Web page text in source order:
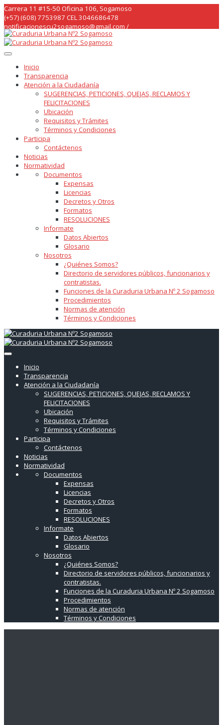
Skip
to
content
Carrera 11 #15-50 Oficina 106, Sogamoso
(+57) (608) 7753987 CEL 3046686478
notificacionescu2sogamoso@gmail.com /
curaduria2sogamoso@gmail.com /
Inicio
Transparencia
Atención a la Ciudadanía
SUGERENCIAS, PETICIONES, QUEJAS, RECLAMOS Y
FELICITACIONES
Ubicación
Requisitos y Trámites
Términos y Condiciones
Participa
Contáctenos
Noticias
Normatividad
Documentos
Expensas
Licencias
Decretos y Otros
Formatos
RESOLUCIONES
Informate
Datos Abiertos
Glosario
Nosotros
¿Quiénes Somos?
Directorio de servidores públicos, funcionarios y
contratistas.
Funciones de la Curaduria Urbana Nº 2 Sogamoso
Procedimientos
Normas de atención
Términos y Condiciones
Inicio
Transparencia
Atención a la Ciudadanía
SUGERENCIAS, PETICIONES, QUEJAS, RECLAMOS Y
FELICITACIONES
Ubicación
Requisitos y Trámites
Términos y Condiciones
Participa
Contáctenos
Noticias
Normatividad
Documentos
Expensas
Licencias
Decretos y Otros
Formatos
RESOLUCIONES
Informate
Datos Abiertos
Glosario
Nosotros
¿Quiénes Somos?
Directorio de servidores públicos, funcionarios y
contratistas.
Funciones de la Curaduria Urbana Nº 2 Sogamoso
Procedimientos
Normas de atención
Términos y Condiciones